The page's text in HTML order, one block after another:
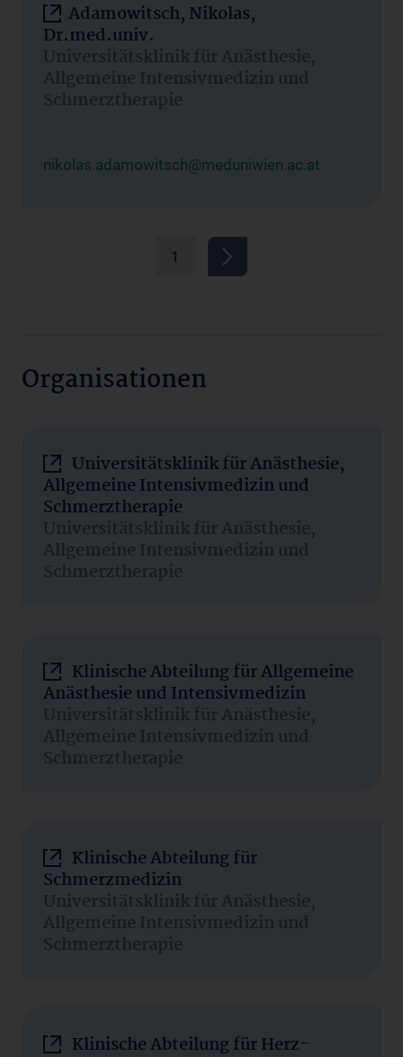
Adamowitsch, Nikolas,
Dr.med.univ.
Universitätsklinik für Anästhesie,
Allgemeine Intensivmedizin und
Schmerztherapie
nikolas.adamowitsch@meduniwien.ac.at
1
Organisationen
Universitätsklinik für Anästhesie,
Allgemeine Intensivmedizin und
Schmerztherapie
Universitätsklinik für Anästhesie,
Allgemeine Intensivmedizin und
Schmerztherapie
Klinische Abteilung für Allgemeine
Anästhesie und Intensivmedizin
Universitätsklinik für Anästhesie,
Allgemeine Intensivmedizin und
Schmerztherapie
Klinische Abteilung für
Schmerzmedizin
Universitätsklinik für Anästhesie,
Allgemeine Intensivmedizin und
Schmerztherapie
Klinische Abteilung für Herz-